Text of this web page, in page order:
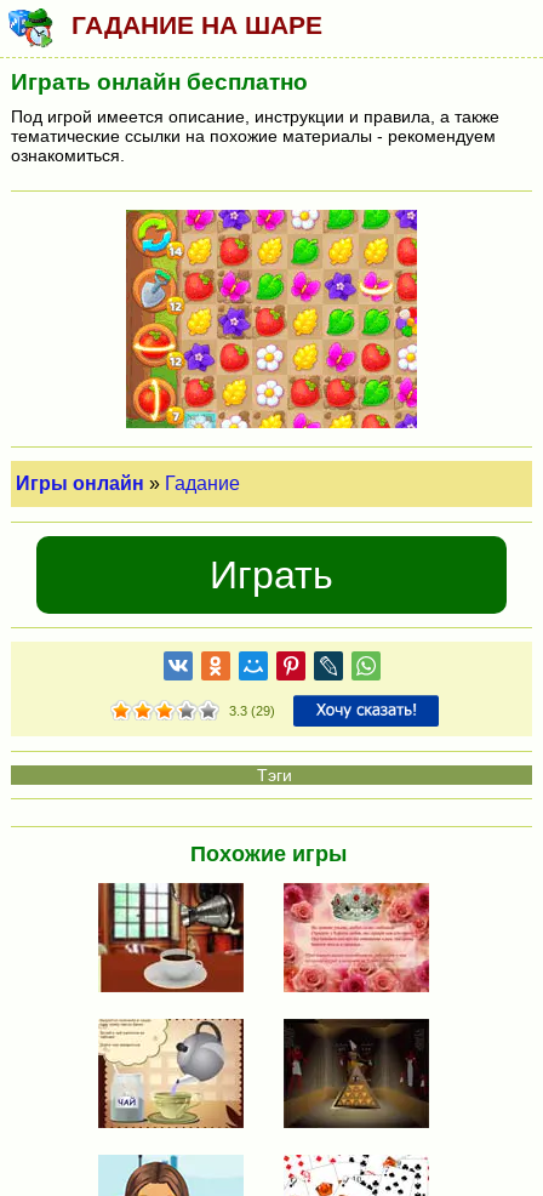
ГАДАНИЕ НА ШАРЕ
Играть онлайн бесплатно
Под игрой имеется описание, инструкции и правила, а также
тематические ссылки на похожие материалы - рекомендуем
ознакомиться.
Игры онлайн » Гадание
Играть
3.3(29)
Похожие игры